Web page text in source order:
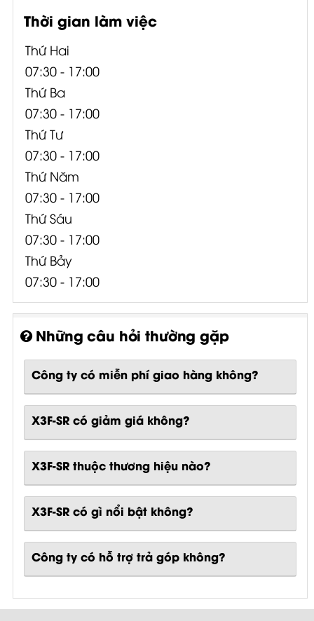
Thời gian làm việc
Thứ Hai
07:30 - 17:00
Thứ Ba
07:30 - 17:00
Thứ Tư
07:30 - 17:00
Thứ Năm
07:30 - 17:00
Thứ Sáu
07:30 - 17:00
Thứ Bảy
07:30 - 17:00
Những câu hỏi thường gặp
Công ty có miễn phí giao hàng không?
X3F-SR có giảm giá không?
X3F-SR thuộc thương hiệu nào?
X3F-SRcó gì nổi bật không?
Công ty có hỗ trợ trả góp không?